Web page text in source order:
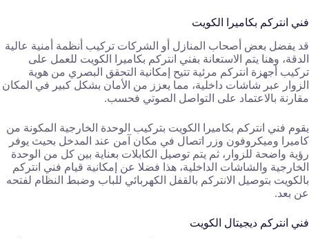
فني انتركم بكاميرا الكويت
قد يفضل بعض أصحاب المنازل أو الشركات تركيب أنظمة أمنية عالية
الدقة، وهنا يتم الاستعانة بفني انتركم بكاميرا الكويت للعمل على
تركيب أجهزة انتركم مرئية تتيح إمكانية التحقق البصري من هوية
الزوار عبر شاشات داخلية، مما يعزز من الأمان بشكل كبير في المكان
مقارنة بالاعتماد على التواصل الصوتي فحسب.
يقوم فني انتركم بكاميرا الكويت بتركيب الوحدة الخارجية المكونة من
كاميرا وميكروفون وزر اتصال في مكان آمن عند المدخل بحيث يوفر
رؤية واضحة للزوار، ثم يتم توصيل الكابلات بعناية بين كل من الوحدة
الخارجية والشاشات الداخلية، هذا فضلا عن إمكانية قيام فني انتركم
بالكويت بتوصيل الانتركم بالقفل الكهربائي للباب وضبط النظام لفتحه
عن بعد.
فني انتركم ديجيتال الكويت